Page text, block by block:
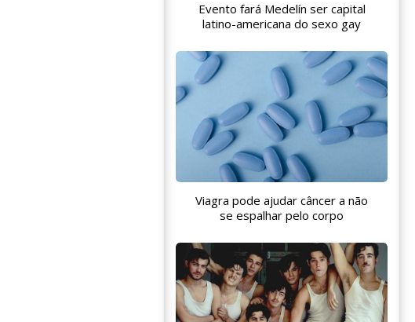
Evento fará Medelín ser capital
latino-americana do sexo gay
Viagra pode ajudar câncer a não
se espalhar pelo corpo